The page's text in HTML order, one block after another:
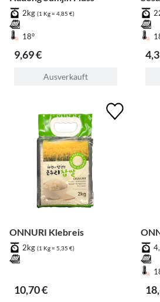
2kg (1 Kg = 4,85 €)
18°
9,69 €
Ausverkauft
ONNURI Klebreis
2kg (1 Kg = 5,35 €)
10,70 €